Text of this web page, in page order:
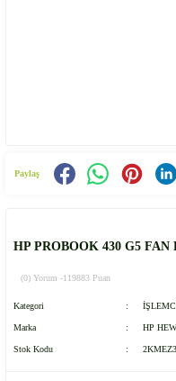
Paylaş
HP PROBOOK 430 G5 FAN
(0) Yorum -119883 Puan
Kategori
Marka HP
Stok Kodu